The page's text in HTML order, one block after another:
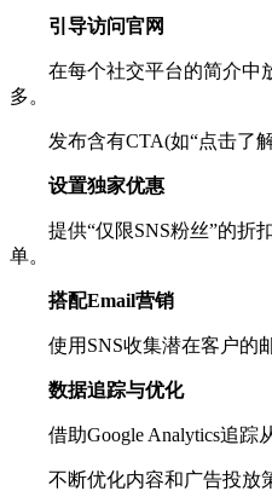
引导访问官网
在每个社交平台的简介中
多。
发布含有CTA(如“点击了解
设置独家优惠
提供“仅限SNS粉丝”的折
单。
搭配Email营销
使用SNS收集潜在客户的邮
数据追踪与优化
借助Google Analytics追踪从
不断优化内容和广告投放策